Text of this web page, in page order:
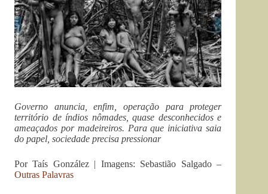
Governo anuncia, enfim, operação para proteger
território de índios nômades, quase desconhecidos e
ameaçados por madeireiros. Para que iniciativa saia
do papel, sociedade precisa pressionar
Por Taís González | Imagens: Sebastião Salgado –
Outras Palavras